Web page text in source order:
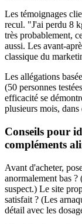
Les témoignages
recul. "J'ai perdu 8
très probablement,
aussi. Les avant-
classique du
Les allégations
(50 personnes
efficacité se
plusieurs mois,
Conseils pour
compléments
Avant d'acheter,
anormalement bas
suspect.) Le site
satisfait ? (Les
détail avec les